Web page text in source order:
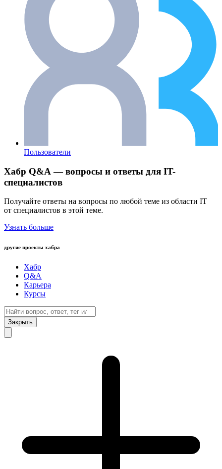
Пользователи
Хабр Q&A — вопросы и ответы для IT-
специалистов
Получайте ответы на вопросы по любой теме из области IT
от специалистов в этой теме.
Узнать больше
другие проекты хабра
Хабр
Q&A
Карьера
Курсы
Закрыть